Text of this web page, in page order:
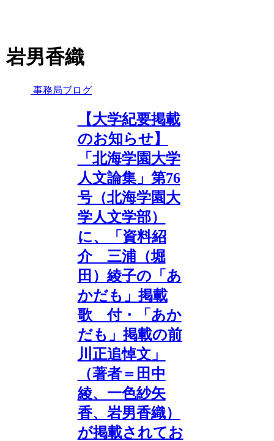
岩男香織
事務局ブログ
【大学紀要掲載
のお知らせ】
「北海学園大学
人文論集」第76
号（北海学園大
学人文学部）
に、「資料紹
介 三浦（堀
田）綾子の「あ
かだも」掲載
歌 付・「あか
だも」掲載の前
川正追悼文」
（著者＝田中
綾、一色紗矢
香、岩男香織）
が掲載されてお